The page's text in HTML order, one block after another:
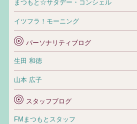
まつもと☆サタデー・コンシェル
イツフラ！モーニング
パーソナリティブログ
生田 和徳
山本 広子
スタッフブログ
FMまつもとスタッフ